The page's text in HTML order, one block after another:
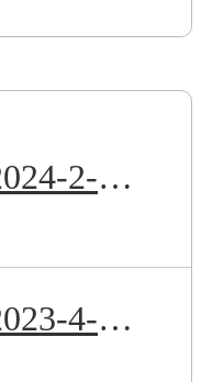
[제2024-2-02호] 가스분사기 약제 및 부수 기재 구매
[제2023-4-21호] 2024년 임원 법인차량 임차(렌트) 용역 입찰 공고